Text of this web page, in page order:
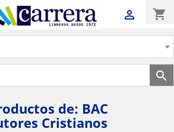
shopping_cart

gratuitos a partir de 50€ 
de: BAC
Cristianos